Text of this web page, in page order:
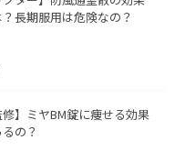
長期服用は危険なの？
修】ミヤBM錠に痩せる効果
の？